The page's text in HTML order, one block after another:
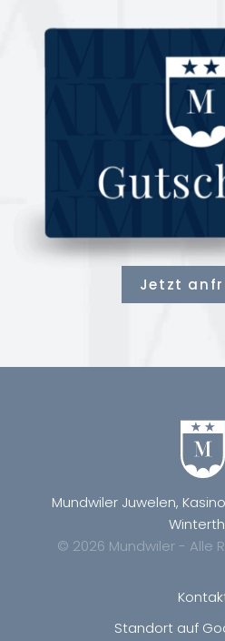
Jetzt
Mundwiler Juwelen,
© 2026 Mundwiler - Alle
Standort auf